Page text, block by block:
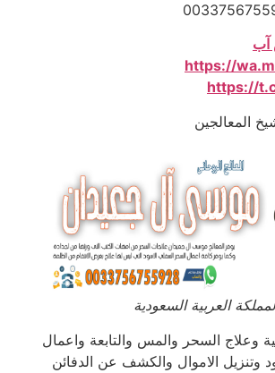
آب
https://
https://
المعالجين
العربية السعودية
وعلاج السحر والمس والتابعة واعمال
وتنزيل الاموال والكشف عن الدفائن